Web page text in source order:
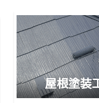
屋根塗装｜K様邸 外部改修工
いました～
屋根塗装